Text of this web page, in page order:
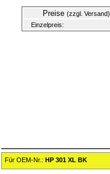
Preise (zzgl. Versand)
Einzelpreis:
Für OEM-Nr.: HP 301 XL BK